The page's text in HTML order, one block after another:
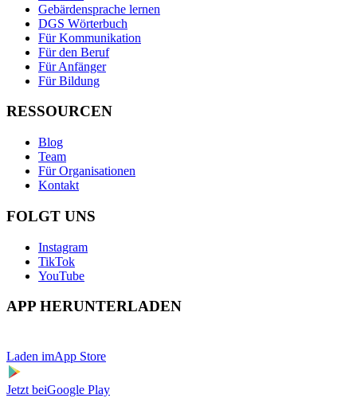
Gebärdensprache lernen
DGS Wörterbuch
Für Kommunikation
Für den Beruf
Für Anfänger
Für Bildung
RESSOURCEN
Blog
Team
Für Organisationen
Kontakt
FOLGT UNS
Instagram
TikTok
YouTube
APP HERUNTERLADEN
Laden imApp Store
Jetzt beiGoogle Play